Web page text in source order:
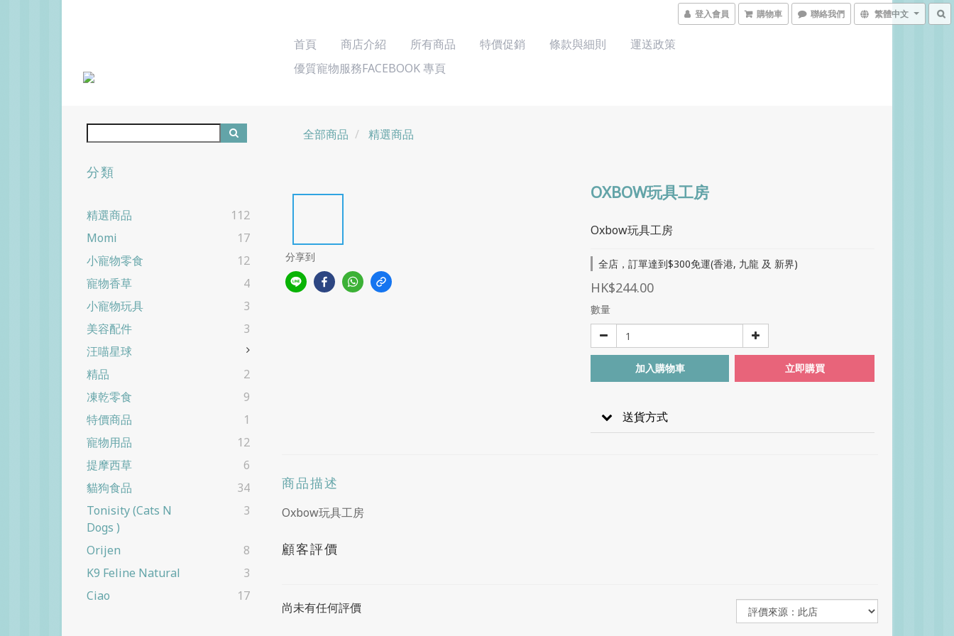
登入會員 購物車 聯絡我們 繁體中文
首頁 商店介紹 所有商品 特價促銷 條款與細則
運送政策
優質寵物服務FACEBOOK 專頁
分類
精選商品
112
Momi
17
小寵物零食
12
寵物香草
4
小寵物玩具
3
美容配件
3
汪喵星球
精品
2
凍乾零食
9
特價商品
1
寵物用品
12
提摩西草
6
貓狗食品
34
Tonisity (cats N
Dogs )
3
Orijen
8
K9 Feline Natural
3
Ciao
17
全部商品 精選商品
分享到
OXBOW玩具工房
Oxbow玩具工房
全店，訂單達到$300免運(香港, 九龍 及 新界)
HK$244.00
數量
加入購物車 立即購買
送貨方式
商品描述
Oxbow玩具工房
顧客評價
尚未有任何評價